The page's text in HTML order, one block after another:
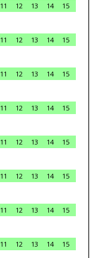
11 12 13 14
15
11 12 13 14
15
11 12 13 14
15
11 12 13 14
15
11 12 13 14
15
11 12 13 14
15
11 12 13 14
15
11 12 13 14
15